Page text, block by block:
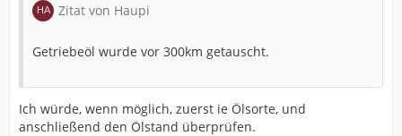
Zitat von Haupi
Getriebeöl wurde vor 300km getauscht.
Ich würde, wenn möglich, zuerst ie Ölsorte, und
anschließend den Ölstand überprüfen.